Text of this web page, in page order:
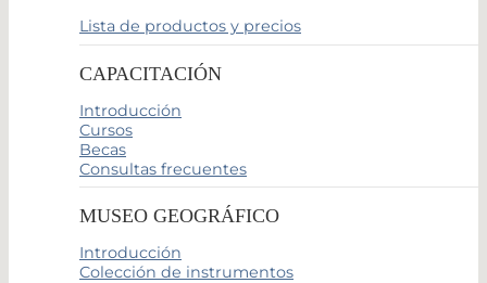
Lista de productos y precios
CAPACITACIÓN
Introducción
Cursos
Becas
Consultas frecuentes
MUSEO GEOGRÁFICO
Introducción
Colección de instrumentos